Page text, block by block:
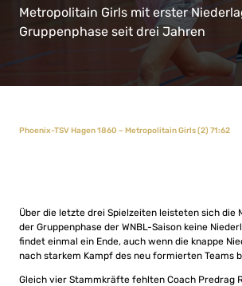
Metropolitain Girls mit erster
Gruppenphase seit drei Jahren
Phoenix-TSV Hagen 1860 – Metropolitain Girls (2) 71:62
Über die letzte drei Spielzeiten leisteten sich die
der Gruppenphase der WNBL-Saison keine
findet einmal ein Ende, auch wenn die knappe
nach starkem Kampf des neu formierten Teams
Gleich vier Stammkräfte fehlten Coach Predrag